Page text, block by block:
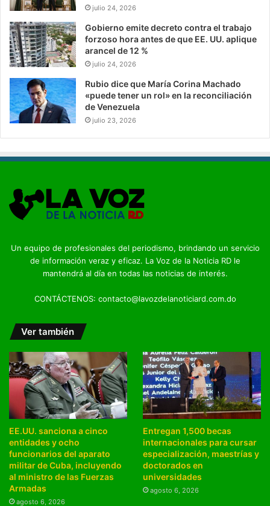
julio 24, 2026
Gobierno emite decreto contra el trabajo
forzoso hora antes de que EE. UU. aplique
arancel de 12 %
julio 24, 2026
Rubio dice que María Corina Machado
«puede tener un rol» en la reconciliación
de Venezuela
julio 23, 2026
Un equipo de profesionales del periodismo, brindando un servicio
de información veraz y eficaz. La Voz de la Noticia RD le
mantendrá al día en todas las noticias de interés.
CONTÁCTENOS: contacto@lavozdelanoticiard.com.do
Ver también
EE.UU. sanciona a cinco
entidades y ocho
funcionarios del aparato
militar de Cuba, incluyendo
al ministro de las Fuerzas
Armadas
agosto 6, 2026
Entregan 1,500 becas
internacionales para cursar
especialización, maestrías y
doctorados en
universidades
agosto 6, 2026